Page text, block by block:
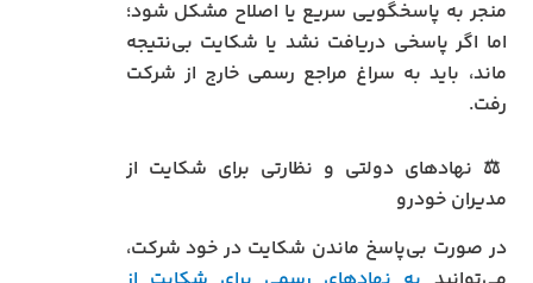
منجر به پاسخگویی سریع یا اصلاح مشکل شود؛
اما اگر پاسخی دریافت نشد یا شکایت بی‌نتیجه
ماند، باید به سراغ مراجع رسمی خارج از شرکت
رفت.
⚖️ نهادهای دولتی و نظارتی برای شکایت از
مدیران خودرو
در صورت بی‌پاسخ ماندن شکایت در خود شرکت،